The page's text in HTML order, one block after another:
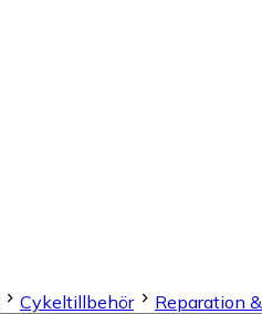
Cykeltillbehör Reparation